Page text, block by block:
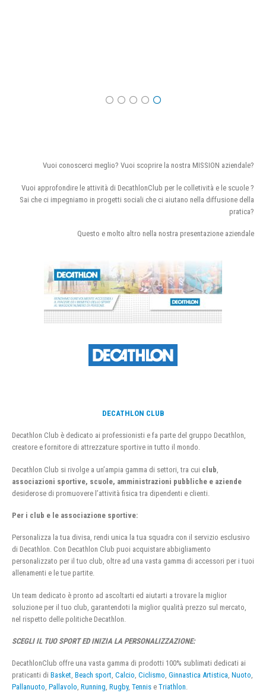
Vuoi conoscerci meglio? Vuoi scoprire la nostra MISSION aziendale?
Vuoi approfondire le attività di DecathlonClub per le colletività e le scuole ?
Sai che ci impegniamo in progetti sociali che ci aiutano nella diffusione della
pratica?
Questo e molto altro nella nostra presentazione aziendale
DECATHLON CLUB
Decathlon Club è dedicato ai professionisti e fa parte del gruppo Decathlon,
creatore e fornitore di attrezzature sportive in tutto il mondo.
Decathlon Club si rivolge a un’ampia gamma di settori, tra cui club
associazioni sportive, scuole, amministrazioni pubbliche e aziende
desiderose di promuovere l’attività fisica tra dipendenti e clienti.
Per i club e le associazione sportive:
Personalizza la tua divisa, rendi unica la tua squadra con il servizio esclusivo
di Decathlon. Con Decathlon Club puoi acquistare abbigliamento
personalizzato per il tuo club, oltre ad una vasta gamma di accessori per i tuoi
allenamenti e le tue partite.
Un team dedicato è pronto ad ascoltarti ed aiutarti a trovare la miglior
soluzione per il tuo club, garantendoti la miglior qualità prezzo sul mercato,
nel rispetto delle politiche Decathlon.
SCEGLI IL TUO SPORT ED INIZIA LA PERSONALIZZAZIONE:
DecathlonClub offre una vasta gamma di prodotti 100% sublimati dedicati ai
praticanti di Basket, Beach sport, Calcio, Ciclismo, Ginnastica Artistica, Nuoto,
Pallanuoto, Pallavolo, Running, Rugby, Tennis e Triathlon.